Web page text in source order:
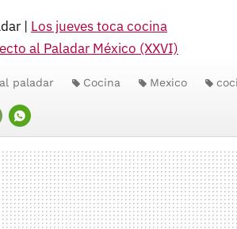
| Los jueves toca cocina
al Paladar México (XXVI)
WHATSAPP
paladar Cocina Mexico